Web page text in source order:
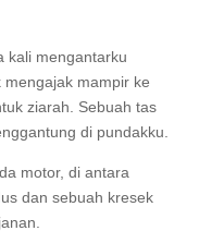
kali mengantarku
mampir ke
ziarah. Sebuah tas
di pundakku.
motor, di antara
dan sebuah kresek